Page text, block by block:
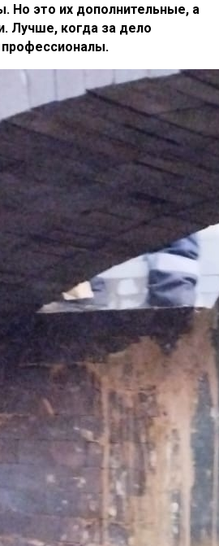
Но это их дополнительные, а
Лучше, когда за дело